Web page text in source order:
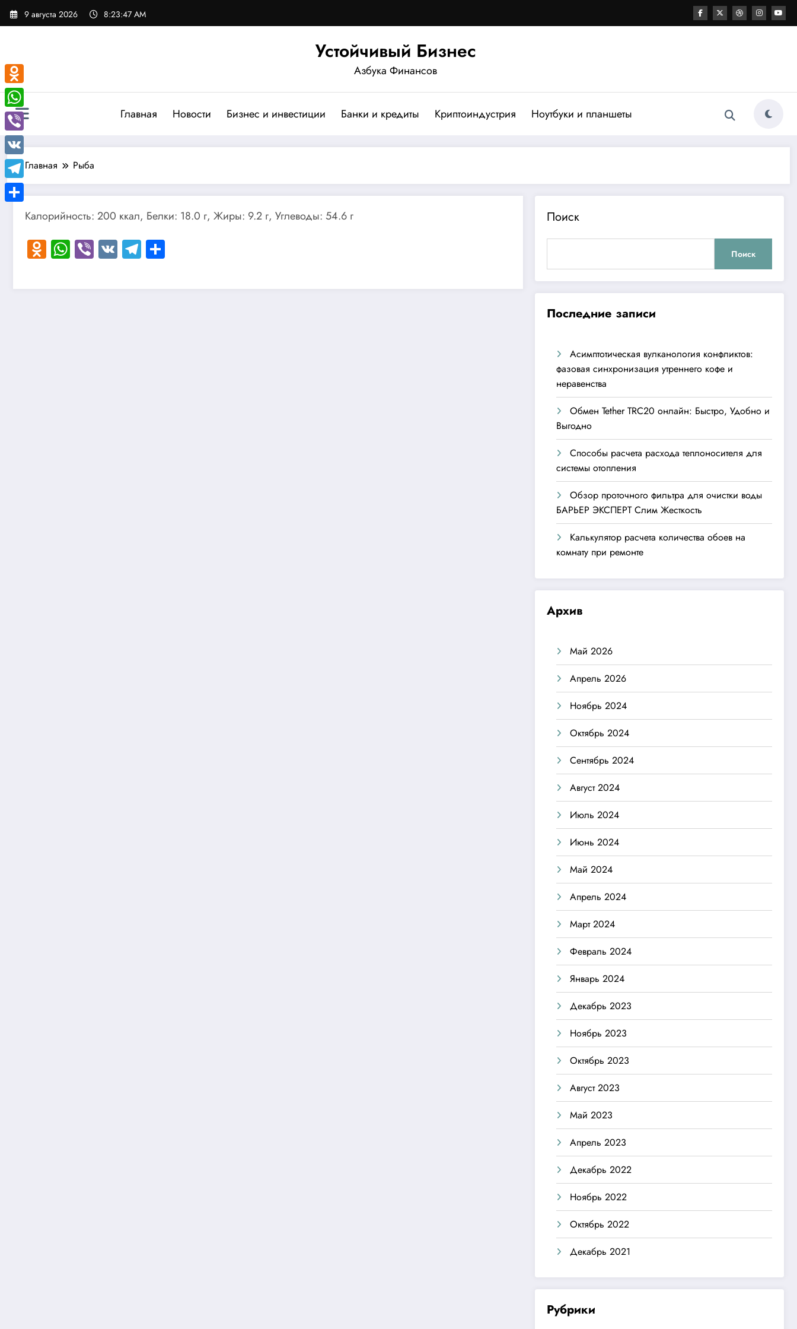
Перейти
9 августа 2026 8:23:48 AM
Устойчивый Бизнес
Азбука Финансов
Главная Новости Бизнес и инвестиции Банки и кредиты Криптоиндустрия Ноутбуки и планшеты
Главная Рыба
Калорийность: 200 ккал, Белки: 18.0 г, Жиры: 9.2 г, Углеводы: 54.6 г
Odnoklassniki
WhatsApp
Viber
VKTelegram
Поиск
Поиск
Последние записи
Асимптотическая вулканология конфликтов:
фазовая синхронизация утреннего кофе и
неравенства
Обмен Tether TRC20 онлайн: Быстро, Удобно и
Выгодно
Способы расчета расхода теплоносителя для
системы отопления
Обзор проточного фильтра для очистки воды
БАРЬЕР ЭКСПЕРТ Слим Жесткость
Калькулятор расчета количества обоев на
комнату при ремонте
Архив
Май 2026
Апрель 2026
Ноябрь 2024
Октябрь 2024
Сентябрь 2024
Август 2024
Июль 2024
Июнь 2024
Май 2024
Апрель 2024
Март 2024
Февраль 2024
Январь 2024
Декабрь 2023
Ноябрь 2023
Октябрь 2023
Август 2023
Май 2023
Апрель 2023
Декабрь 2022
Ноябрь 2022
Октябрь 2022
Декабрь 2021
Рубрики
Odnoklassniki
WhatsApp
Viber
VK
Telegram
Отправить